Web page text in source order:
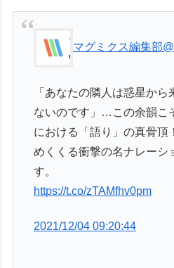
マグミクス編集部
「あなたの隣人は惑星か
ないのです」…この余韻こ
における「語り」の真骨頂
めくくる衝撃の名ナレーシ
す。
https://t.co/zTAMfhv0pm
2021/12/04 09:20:44